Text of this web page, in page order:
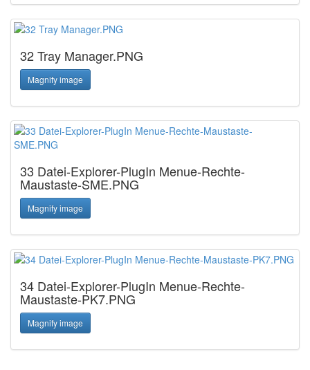
32 Tray Manager.PNG
Magnify image
33 Datei-Explorer-PlugIn Menue-Rechte-
Maustaste-SME.PNG
Magnify image
34 Datei-Explorer-PlugIn Menue-Rechte-
Maustaste-PK7.PNG
Magnify image